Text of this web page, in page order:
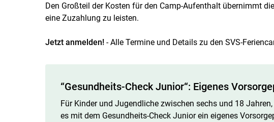
Den Großteil der Kosten für den Camp-Aufenthalt übernimmt
eine Zuzahlung zu leisten.
Jetzt anmelden! - Alle Termine und Details zu den SVS-
“Gesundheits-Check Junior“: Eigenes
Für Kinder und Jugendliche zwischen sechs und 18
es mit dem Gesundheits-Check Junior ein eigenes